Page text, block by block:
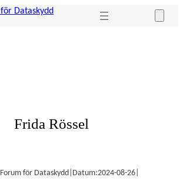
Frida Rössel
Forum för Dataskydd| Datum:2024-08-26|